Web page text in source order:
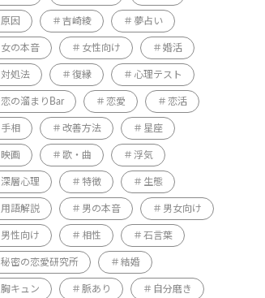
原因 吉崎綾 夢占い
女の本音 女性向け 婚活
対処法 復縁 心理テスト
恋の溜まりBar 恋愛 恋活
手相 改善方法 星座
映画 歌・曲 浮気
深層心理 特徴 生態
用語解説 男の本音 男女向け
男性向け 相性 石言葉
秘密の恋愛研究所 結婚
胸キュン 脈あり 自分磨き